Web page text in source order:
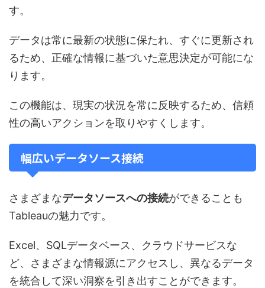
す。
データは常に最新の状態に保たれ、すぐに更新され
るため、正確な情報に基づいた意思決定が可能にな
ります。
この機能は、現実の状況を常に反映するため、信頼
性の高いアクションを取りやすくします。
幅広いデータソース接続
さまざまなデータソースへの接続ができることも
Tableauの魅力です。
Excel、SQLデータベース、クラウドサービスな
ど、さまざまな情報源にアクセスし、異なるデータ
を統合して深い洞察を引き出すことができます。